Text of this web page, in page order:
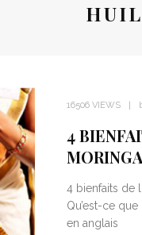
16506 VIEWS
4
4 bienfaits de
Qu’est-ce
en anglais